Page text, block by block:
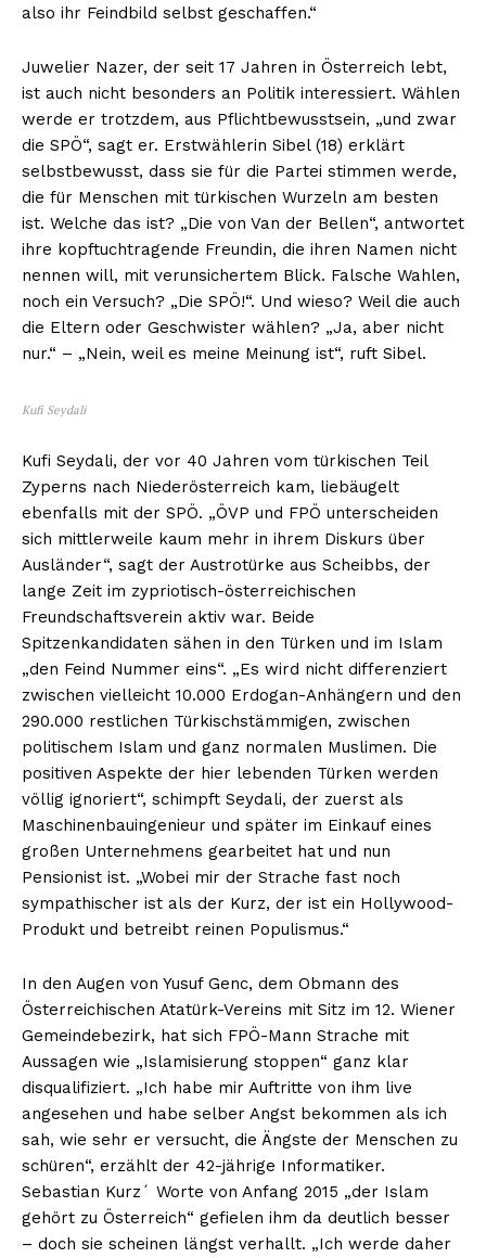
also ihr Feindbild selbst geschaffen.“
Juwelier Nazer, der seit 17 Jahren in Österreich lebt,
ist auch nicht besonders an Politik interessiert. Wählen
werde er trotzdem, aus Pflichtbewusstsein, „und zwar
die SPÖ“, sagt er. Erstwählerin Sibel (18) erklärt
selbstbewusst, dass sie für die Partei stimmen werde,
die für Menschen mit türkischen Wurzeln am besten
ist. Welche das ist? „Die von Van der Bellen“, antwortet
ihre kopftuchtragende Freundin, die ihren Namen nicht
nennen will, mit verunsichertem Blick. Falsche Wahlen,
noch ein Versuch? „Die SPÖ!“. Und wieso? Weil die auch
die Eltern oder Geschwister wählen? „Ja, aber nicht
nur.“ – „Nein, weil es meine Meinung ist“, ruft Sibel.
Kufi Seydali
Kufi Seydali, der vor 40 Jahren vom türkischen Teil
Zyperns nach Niederösterreich kam, liebäugelt
ebenfalls mit der SPÖ. „ÖVP und FPÖ unterscheiden
sich mittlerweile kaum mehr in ihrem Diskurs über
Ausländer“, sagt der Austrotürke aus Scheibbs, der
lange Zeit im zypriotisch-österreichischen
Freundschaftsverein aktiv war. Beide
Spitzenkandidaten sähen in den Türken und im Islam
„den Feind Nummer eins“. „Es wird nicht differenziert
zwischen vielleicht 10.000 Erdogan-Anhängern und den
290.000 restlichen Türkischstämmigen, zwischen
politischem Islam und ganz normalen Muslimen. Die
positiven Aspekte der hier lebenden Türken werden
völlig ignoriert“, schimpft Seydali, der zuerst als
Maschinenbauingenieur und später im Einkauf eines
großen Unternehmens gearbeitet hat und nun
Pensionist ist. „Wobei mir der Strache fast noch
sympathischer ist als der Kurz, der ist ein Hollywood-
Produkt und betreibt reinen Populismus.“
In den Augen von Yusuf Genc, dem Obmann des
Österreichischen Atatürk-Vereins mit Sitz im 12. Wiener
Gemeindebezirk, hat sich FPÖ-Mann Strache mit
Aussagen wie „Islamisierung stoppen“ ganz klar
disqualifiziert. „Ich habe mir Auftritte von ihm live
angesehen und habe selber Angst bekommen als ich
sah, wie sehr er versucht, die Ängste der Menschen zu
schüren“, erzählt der 42-jährige Informatiker.
Sebastian Kurz´ Worte von Anfang 2015 „der Islam
gehört zu Österreich“ gefielen ihm da deutlich besser
– doch sie scheinen längst verhallt. „Ich werde daher